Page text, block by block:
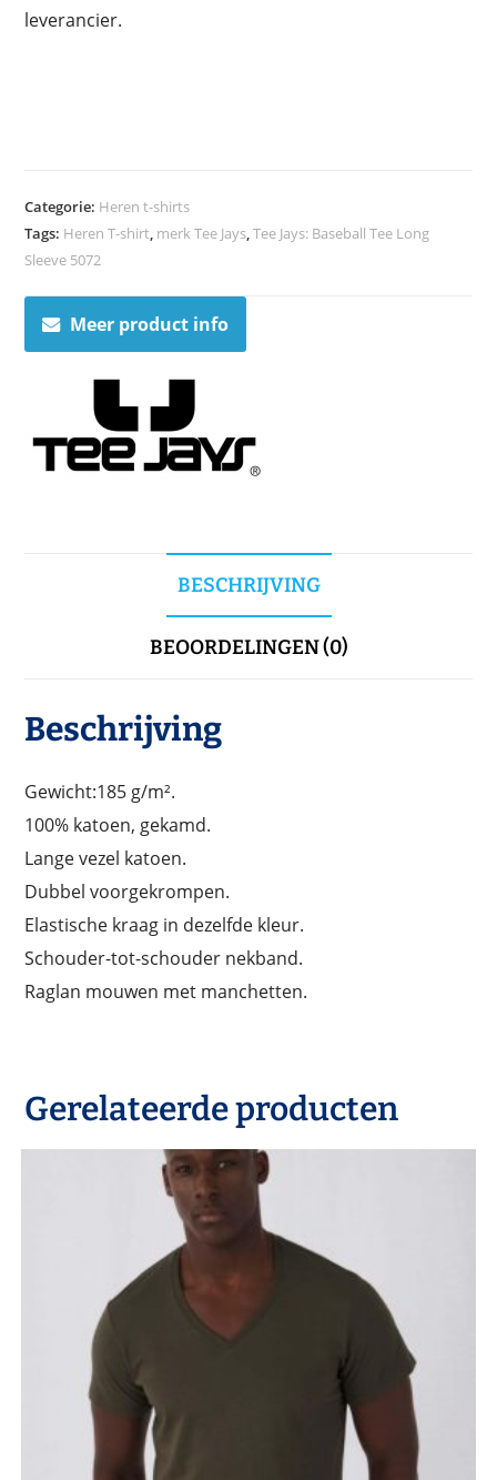
leverancier.
Categorie: Heren t-shirts
Tags: Heren T-shirt, merk Tee Jays,Tee Jays: Baseball Tee Long
Sleeve 5072
Meer product info
BESCHRIJVING
BEOORDELINGEN (0)
Beschrijving
Gewicht:185 g/m².
100% katoen, gekamd.
Lange vezel katoen.
Dubbel voorgekrompen.
Elastische kraag in dezelfde kleur.
Schouder-tot-schouder nekband.
Raglan mouwen met manchetten.
Gerelateerde producten